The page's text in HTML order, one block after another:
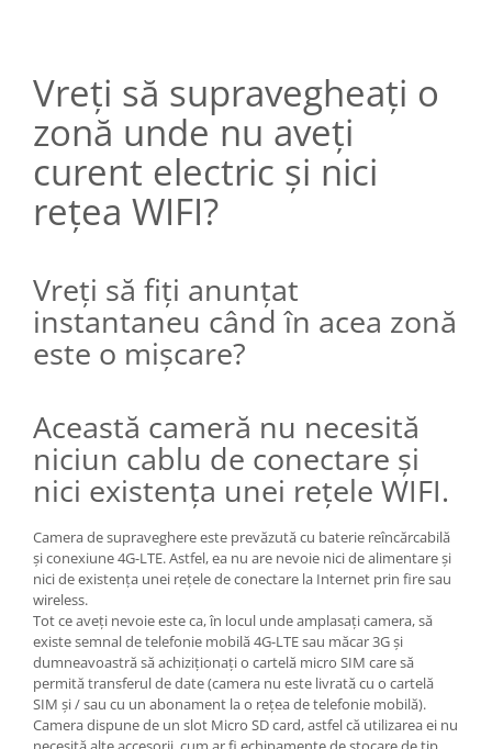
Vreți să supravegheați o
zonă unde nu aveți
curent electric și nici
rețea WIFI?
Vreți să fiți anunțat
instantaneu când în acea zonă
este o mișcare?
Această cameră nu necesită
niciun cablu de conectare și
nici existența unei rețele WIFI.
Camera de supraveghere este prevăzută cu baterie reîncărcabilă
și conexiune 4G-LTE. Astfel, ea nu are nevoie nici de alimentare și
nici de existența unei rețele de conectare la Internet prin fire sau
wireless.
Tot ce aveți nevoie este ca, în locul unde amplasați camera, să
existe semnal de telefonie mobilă 4G-LTE sau măcar 3G și
dumneavoastră să achiziționați o cartelă micro SIM care să
permită transferul de date (camera nu este livrată cu o cartelă
SIM și / sau cu un abonament la o rețea de telefonie mobilă).
Camera dispune de un slot Micro SD card, astfel că utilizarea ei nu